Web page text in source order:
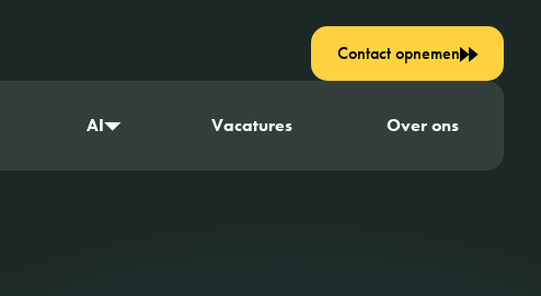
AI Vacatures Over ons
Contact opnemen